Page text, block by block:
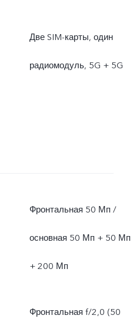
Две SIM-карты, один
радиомодуль, 5G + 5G
Фронтальная 50 Мп /
основная 50 Мп + 50 Мп
+ 200 Мп
Фронтальная f/2,0 (50